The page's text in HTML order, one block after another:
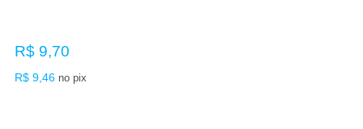
R$ 9,70
R$ 9,46 no pix